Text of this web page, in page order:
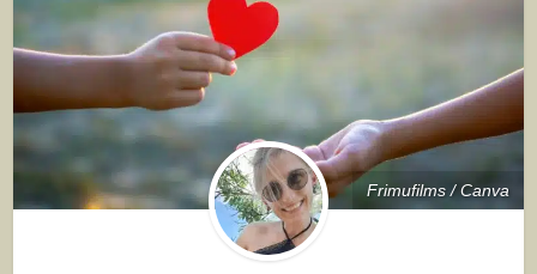
Frimufilms / Canva